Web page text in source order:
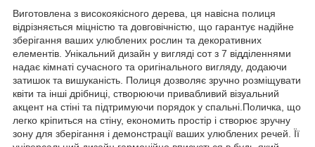
Виготовлена ​​з високоякісного дерева, ця навісна полиця
відрізняється міцністю та довговічністю, що гарантує надійне
зберігання ваших улюблених рослин та декоративних
елементів. Унікальний дизайн у вигляді сот з 7 відділеннями
надає кімнаті сучасного та оригінального вигляду, додаючи
затишок та вишуканість. Полиця дозволяє зручно розміщувати
квіти та інші дрібниці, створюючи привабливий візуальний
акцент на стіні та підтримуючи порядок у спальні.Поличка, що
легко кріпиться на стіну, економить простір і створює зручну
зону для зберігання і демонстрації ваших улюблених речей. Її